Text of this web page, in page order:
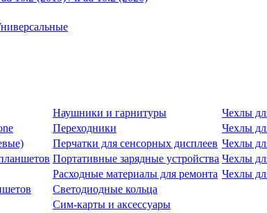
Наушники и гарнитуры
Чехлы
Переходники
Чехлы
Перчатки для сенсорных дисплеев Чехлы
Портативные зарядные устройства Чехлы
Расходные материалы для ремонта Чехлы
Светодиодные кольца
Сим-карты и аксессуары